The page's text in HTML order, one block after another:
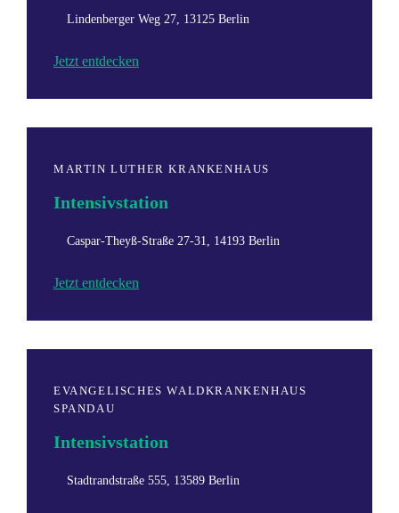
Lindenberger Weg 27, 13125 Berlin
Jetzt entdecken
MARTIN LUTHER KRANKENHAUS
Intensivstation
Caspar-Theyß-Straße 27-31, 14193 Berlin
Jetzt entdecken
EVANGELISCHES WALDKRANKENHAUS
SPANDAU
Intensivstation
Stadtrandstraße 555, 13589 Berlin